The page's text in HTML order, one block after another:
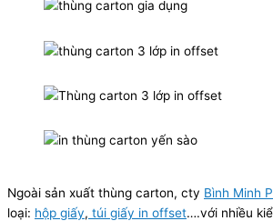
Ngoài sản xuất thùng carton, cty Bình Minh
loại: hộp giấy, túi giấy in offset….với nhiều